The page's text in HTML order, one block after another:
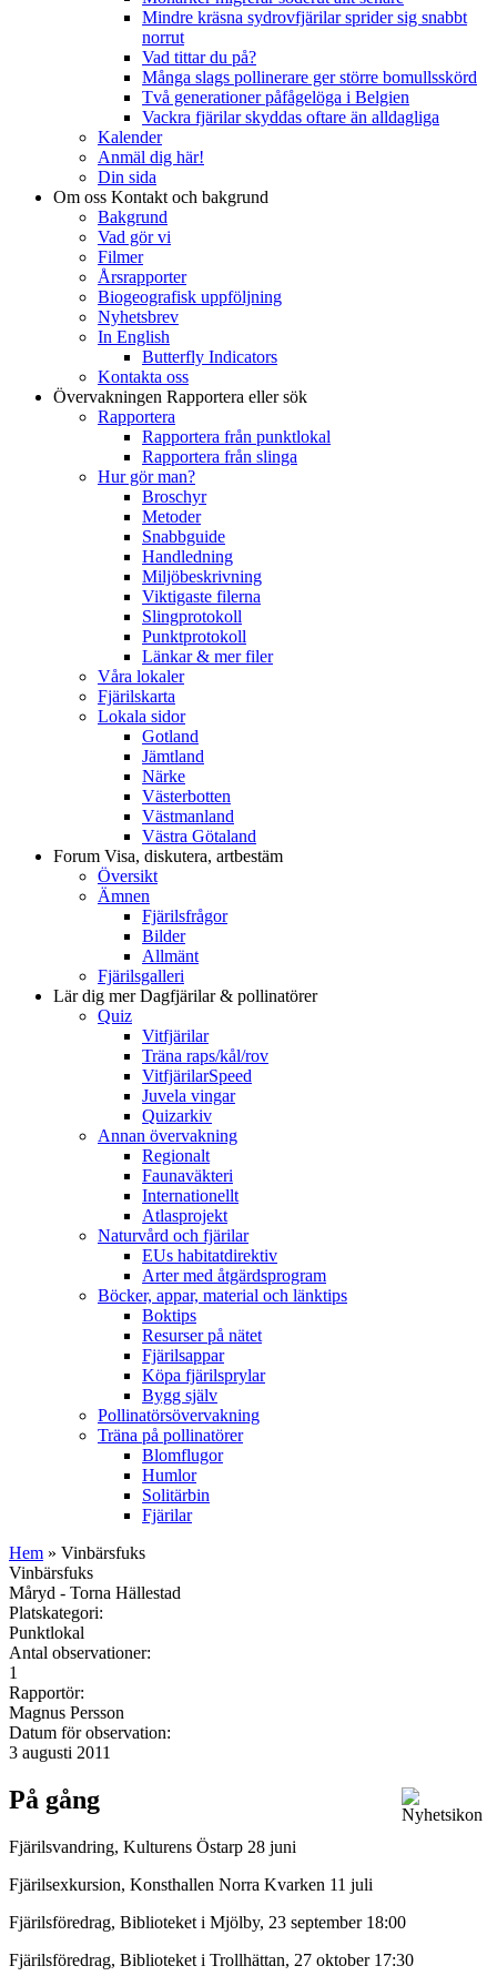
Mindre kräsna sydrovfjärilar sprider sig snabbt
norrut
Vad tittar du på?
Många slags pollinerare ger större bomullsskörd
Två generationer påfågelöga i Belgien
Vackra fjärilar skyddas oftare än alldagliga
Kalender
Anmäl dig här!
Din sida
Om oss Kontakt och bakgrund
Bakgrund
Vad gör vi
Filmer
Årsrapporter
Biogeografisk uppföljning
Nyhetsbrev
In English
Butterfly Indicators
Kontakta oss
Övervakningen Rapportera eller sök
Rapportera
Rapportera från punktlokal
Rapportera från slinga
Hur gör man?
Broschyr
Metoder
Snabbguide
Handledning
Miljöbeskrivning
Viktigaste filerna
Slingprotokoll
Punktprotokoll
Länkar & mer filer
Våra lokaler
Fjärilskarta
Lokala sidor
Gotland
Jämtland
Närke
Västerbotten
Västmanland
Västra Götaland
Forum Visa, diskutera, artbestäm
Översikt
Ämnen
Fjärilsfrågor
Bilder
Allmänt
Fjärilsgalleri
Lär dig merDagfjärilar & pollinatörer
Quiz
Vitfjärilar
Träna raps/kål/rov
VitfjärilarSpeed
Juvela vingar
Quizarkiv
Annan övervakning
Regionalt
Faunaväkteri
Internationellt
Atlasprojekt
Naturvård och fjärilar
EUs habitatdirektiv
Arter med åtgärdsprogram
Böcker, appar, material och länktips
Boktips
Resurser på nätet
Fjärilsappar
Köpa fjärilsprylar
Bygg själv
Pollinatörsövervakning
Träna på pollinatörer
Blomflugor
Humlor
Solitärbin
Fjärilar
Hem » Vinbärsfuks
Vinbärsfuks
Måryd - Torna Hällestad
Platskategori:
Punktlokal
Antal observationer:
1
Rapportör:
Magnus Persson
Datum för observation:
3 augusti 2011
På gång
Fjärilsvandring, Kulturens Östarp 28 juni
Fjärilsexkursion, Konsthallen Norra Kvarken 11 juli
Fjärilsföredrag, Biblioteket i Mjölby, 23 september 18:00
Fjärilsföredrag, Biblioteket i Trollhättan, 27 oktober 17:30